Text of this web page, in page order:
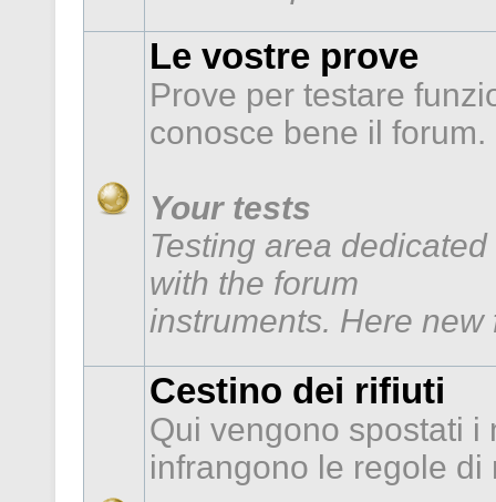
Le vostre prove
Prove per testare
conosce bene il forum.
Your tests
Testing area
with the forum
instruments. Here
Cestino dei rifiuti
Qui vengono spostati i
infrangono le regole di